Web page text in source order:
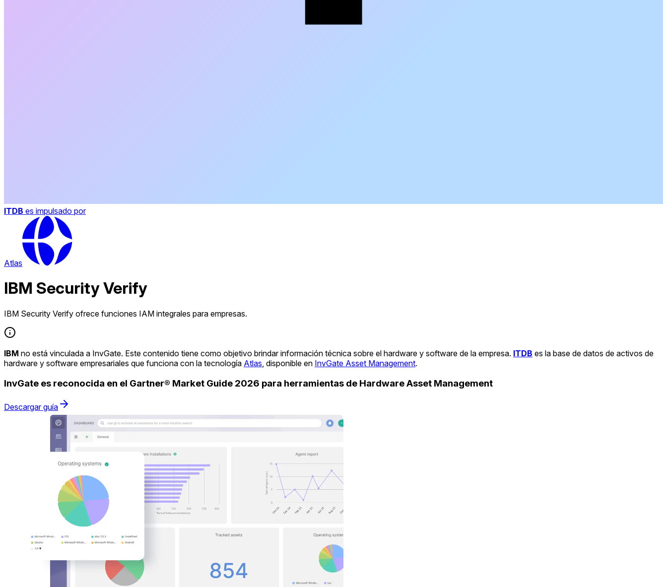
ITDB es impulsado por
Atlas
IBM Security Verify
IBM Security Verify ofrece funciones IAM integrales para empresas.
IBM no está vinculada a InvGate. Este contenido tiene como objetivo brindar información técnica sobre el hardware y software de la empresa. ITDB es la base de datos de activos de
hardware y software empresariales que funciona con la tecnología Atlas , disponible en InvGate Asset Management.
InvGate es reconocida en el Gartner® Market Guide 2026 para herramientas de Hardware Asset Management
Descargar guía